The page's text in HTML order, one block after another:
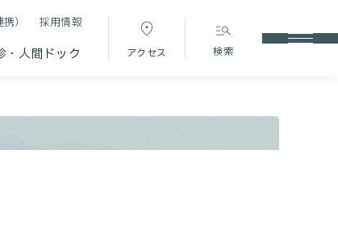
） 採用情報
・人間ドック アクセス 検索